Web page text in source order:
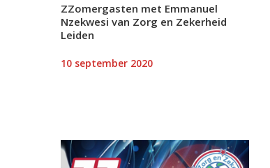
ZZomergasten met Emmanuel
Nzekwesi van Zorg en Zekerheid
Leiden
10 september 2020